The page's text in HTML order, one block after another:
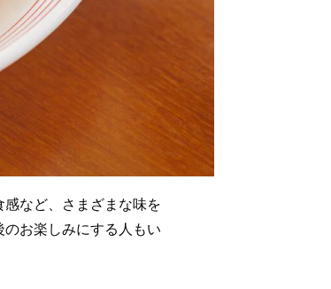
など、さまざまな味を
お楽しみにする人もい